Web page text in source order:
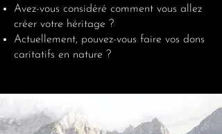
Avez-vous considéré comment vous allez
créer votre héritage ?
Actuellement, pouvez-vous faire vos dons
caritatifs en nature ?